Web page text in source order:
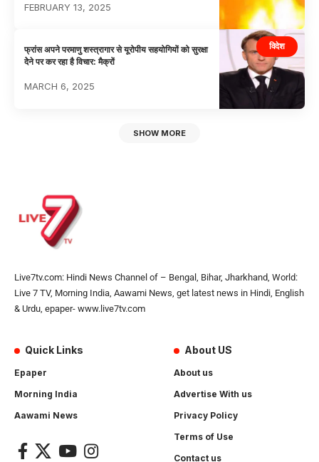
FEBRUARY 13, 2025
विदेश
फ्रांस अपने परमाणु शस्त्रागार से यूरोपीय सहयोगियों को सुरक्षा
देेने पर कर रहा है विचार: मैक्रों
MARCH 6, 2025
SHOW MORE
Live7tv.com: Hindi News Channel of – Bengal, Bihar, Jharkhand, World:
Live 7 TV, Morning India, Aawami News, get latest news in Hindi, English
& Urdu, epaper- www.live7tv.com
Quick Links
Epaper
Morning India
Aawami News
About US
About us
Advertise With us
Privacy Policy
Terms of Use
Contact us